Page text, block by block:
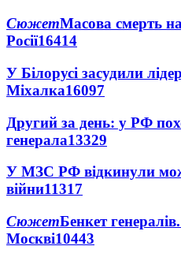
СюжетМасова смерть
Росії16414
У Білорусі засудили
Міхалка16097
Другий за день: у РФ
генерала13329
У МЗС РФ відкинули
війни11317
СюжетБенкет
Москві10443